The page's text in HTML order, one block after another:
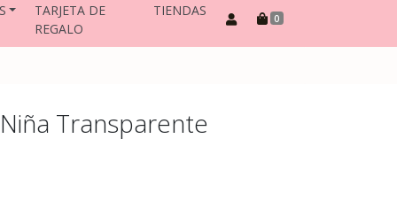
TARJETA DE
REGALO
TIENDAS 0
Transparente